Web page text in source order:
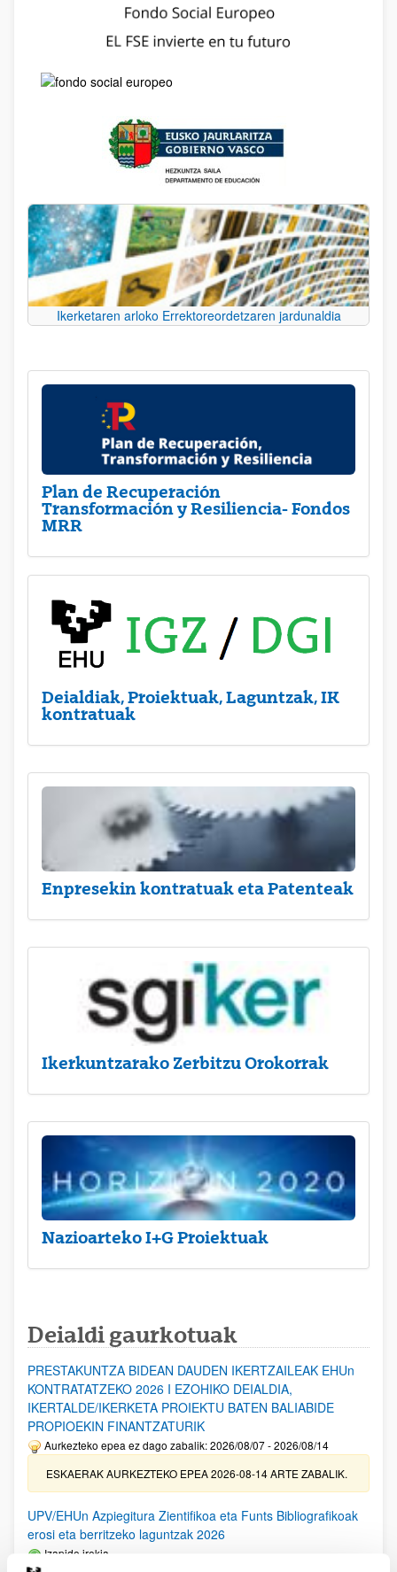
Ikerketaren arloko Errektoreordetzaren jardunaldia
Plan de Recuperación
Transformación y Resiliencia- Fondos
MRR
Deialdiak, Proiektuak, Laguntzak, IK
kontratuak
Enpresekin kontratuak eta Patenteak
Ikerkuntzarako Zerbitzu Orokorrak
Nazioarteko I+G Proiektuak
Deialdi gaurkotuak
PRESTAKUNTZA BIDEAN DAUDEN IKERTZAILEAK EHUn
KONTRATATZEKO 2026 I EZOHIKO DEIALDIA,
IKERTALDE/IKERKETA PROIEKTU BATEN BALIABIDE
PROPIOEKIN FINANTZATURIK
Aurkezteko epea ez dago zabalik: 2026/08/07 - 2026/08/14
ESKAERAK AURKEZTEKO EPEA 2026-08-14 ARTE ZABALIK.
UPV/EHUn Azpiegitura Zientifikoa eta Funts Bibliografikoak
erosi eta berritzeko laguntzak 2026
Izapide irekia